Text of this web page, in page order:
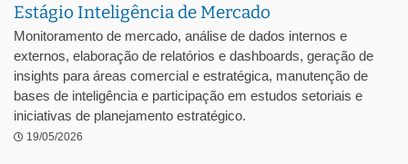
Estágio Inteligência de Mercado
Monitoramento de mercado, análise de dados internos e
externos, elaboração de relatórios e dashboards, geração de
insights para áreas comercial e estratégica, manutenção de
bases de inteligência e participação em estudos setoriais e
iniciativas de planejamento estratégico.
19/05/2026